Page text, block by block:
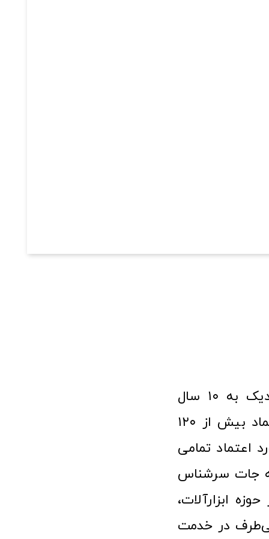
فروشگاه آنلاین ابزار و تجهیزات صنعتی کولیس با افتخار نزدیک به ۱۰ سال
فعالیت در عرصه ابزارآلات و کالاهای صنعتی توانسته مورد اعتماد بیش از ۱۲۰
اعتماد تمامی
جات سرشناس
ابزارآلات،
در خدمت